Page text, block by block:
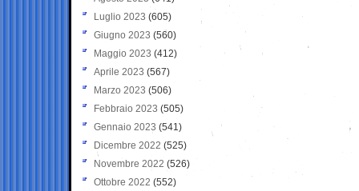
Luglio 2023 (605)
Giugno 2023 (560)
Maggio 2023 (412)
Aprile 2023 (567)
Marzo 2023 (506)
Febbraio 2023 (505)
Gennaio 2023 (541)
Dicembre 2022 (525)
Novembre 2022 (526)
Ottobre 2022 (552)